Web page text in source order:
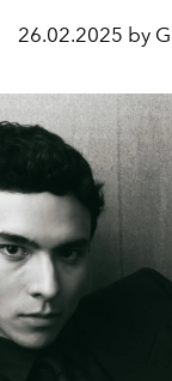
26.02.2025 by